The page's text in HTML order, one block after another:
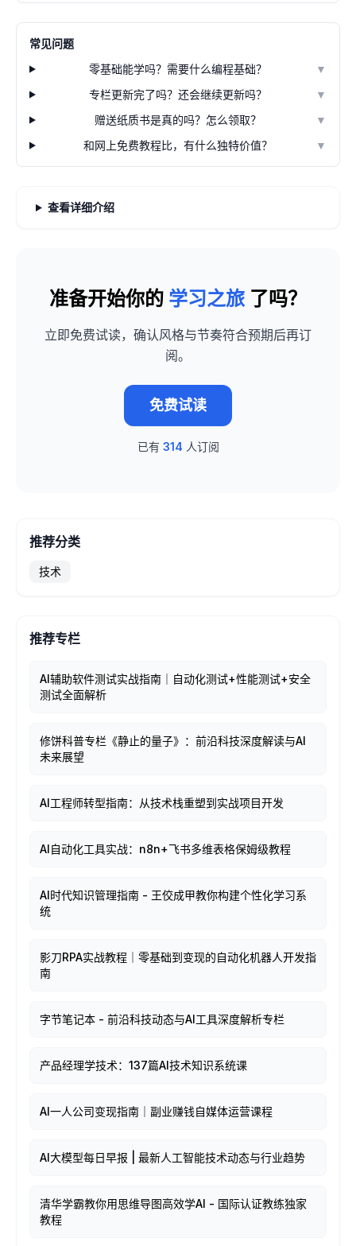
常见问题
零基础能学吗？需要什么编程基础？
▼
专栏更新完了吗？还会继续更新吗？
▼
赠送纸质书是真的吗？怎么领取？
▼
和网上免费教程比，有什么独特价值？
▼
查看详细介绍
准备开始你的 学习之旅 了吗？
立即免费试读，确认风格与节奏符合预期后再订
阅。
免费试读
已有 314 人订阅
推荐分类
技术
推荐专栏
AI辅助软件测试实战指南｜自动化测试+性能测试+安全
测试全面解析
修饼科普专栏《静止的量子》：前沿科技深度解读与AI
未来展望
AI工程师转型指南：从技术栈重塑到实战项目开发
AI自动化工具实战：n8n+飞书多维表格保姆级教程
AI时代知识管理指南 - 王佼成甲教你构建个性化学习系
统
影刀RPA实战教程｜零基础到变现的自动化机器人开发指
南
字节笔记本 - 前沿科技动态与AI工具深度解析专栏
产品经理学技术：137篇AI技术知识系统课
AI一人公司变现指南｜副业赚钱自媒体运营课程
AI大模型每日早报 | 最新人工智能技术动态与行业趋势
清华学霸教你用思维导图高效学AI - 国际认证教练独家
教程